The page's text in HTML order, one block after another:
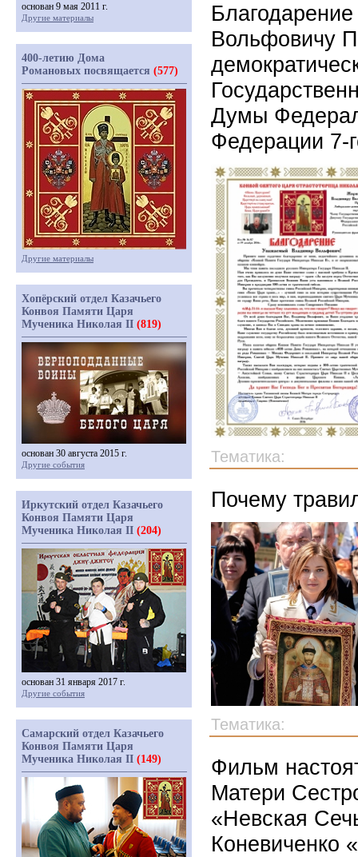
Вольфовичу
Думы
Федерации 7-
Тематика:
Почему
Тематика:
Фильм
Матери
«Невская
Коневиченко
основан 9 мая 2011 г.
Другие материалы
400-летию Дома
Романовых посвящается (577)
Другие материалы
Хопёрский отдел Казачьего
Конвоя Памяти Царя
Мученика Николая II (819)
основан 30 августа 2015 г.
Другие события
Иркутский отдел Казачьего
Конвоя Памяти Царя
Мученика Николая II (204)
основан 31 января 2017 г.
Другие события
Самарский отдел Казачьего
Конвоя Памяти Царя
Мученика Николая II (149)